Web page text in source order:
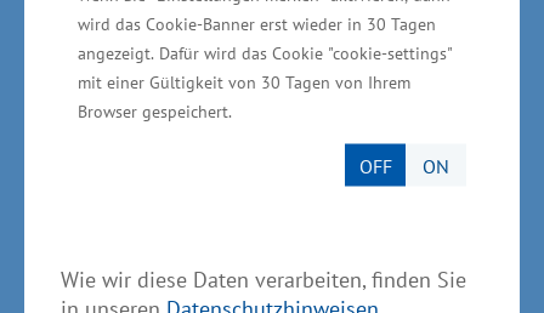
wird das Cookie-Banner erst wieder in 30 Tagen
angezeigt. Dafür wird das Cookie "cookie-settings"
mit einer Gültigkeit von 30 Tagen von Ihrem
Browser gespeichert.
OFF ON
Wie wir diese Daten verarbeiten, finden Sie
Die Landesenergie- und Klimaschutzagentur
Mecklenburg-Vorpommern GmbH (LEKA MV)
wurde 2016 gegründet und ist mit den drei
Standorten Stralsund, Schwerin und Neustrelitz
landesweit aktiv. Als landeseigene Einrichtung
und Bürger kostenlos und neutral in allen
Fragen der Energieeffizienz und der